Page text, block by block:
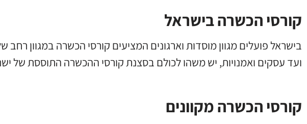
קורסי הכשרה בישראל
בישראל פועלים מגוון מוסדות וארגונים המציעים קורסי הכשרה במגוון רחב
ועד עסקים ואמנויות, יש משהו לכולם בסצנת קורסי ההכשרה התוססת של
קורסי הכשרה מקוונים